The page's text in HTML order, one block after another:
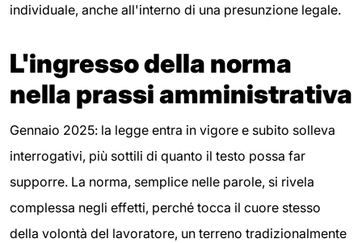
individuale, anche all'interno di una presunzione legale.
L'ingresso della norma
nella prassi amministrativa
Gennaio 2025: la legge entra in vigore e subito solleva
interrogativi, più sottili di quanto il testo possa far
supporre. La norma, semplice nelle parole, si rivela
complessa negli effetti, perché tocca il cuore stesso
della volontà del lavoratore, un terreno tradizionalmente